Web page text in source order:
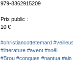
979-8362915209
Prix public :
10 €
#christiancottetemard
#litterature #avent #noël
#Brou #conques #nantua #ain